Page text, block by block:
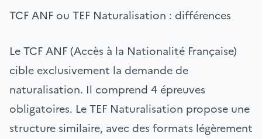
TCF ANF ou TEF Naturalisation : différences
Le TCF ANF (Accès à la Nationalité Française)
cible exclusivement la demande de
naturalisation. Il comprend 4 épreuves
obligatoires. Le TEF Naturalisation propose une
structure similaire, avec des formats légèrement